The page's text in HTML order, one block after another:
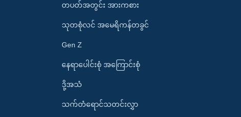
တပတ်အတွင်း အားကစား
သုတစုံလင် အမေရိကန်တခွင်
Gen Z
နေရာပေါင်းစုံ အကြောင်းစုံ
ဒို့အသံ
သက်တံရောင်သတင်းလွှာ